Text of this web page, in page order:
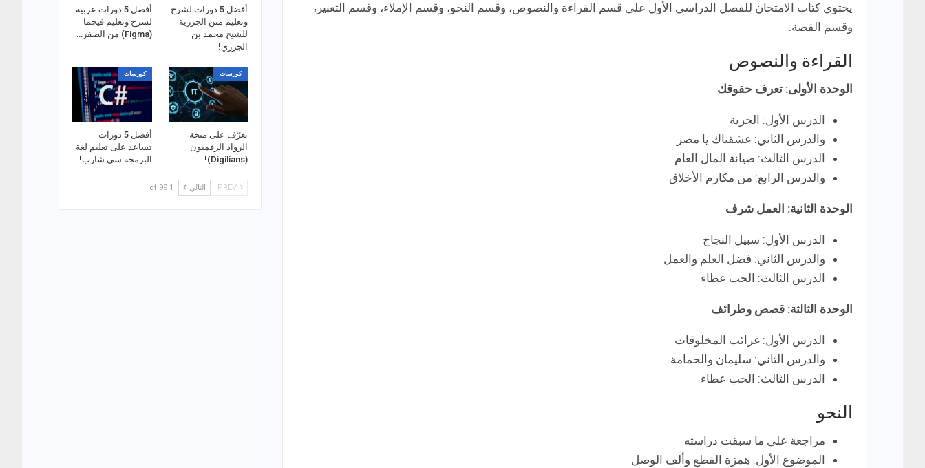
يحتوي كتاب الامتحان للفصل الدراسي الأول على قسم القراءة والنصوص، وقسم النحو، وقسم الإملاء، وقسم التعبير،
وقسم القصة.
القراءة والنصوص
الوحدة الأولى: تعرف حقوقك
الدرس الأول: الحرية
والدرس الثاني: عشقناك يا مصر
الدرس الثالث: صيانة المال العام
والدرس الرابع: من مكارم الأخلاق
الوحدة الثانية: العمل شرف
الدرس الأول: سبيل النجاح
والدرس الثاني: فضل العلم والعمل
الدرس الثالث: الحب عطاء
الوحدة الثالثة: قصص وطرائف
الدرس الأول: غرائب المخلوقات
والدرس الثاني: سليمان والحمامة
الدرس الثالث: الحب عطاء
النحو
مراجعة على ما سبقت دراسته
الموضوع الأول: همزة القطع وألف الوصل
أفضل 5 دورات لشرح
وتعليم متن الجزرية
للشيخ محمد بن
الجزري!
أفضل 5 دورات عربية
لشرح وتعليم فيجما
(Figma) من الصفر…
كورسات
تعرَّف على منحة
الرواد الرقميون
(Digilians)!
كورسات
أفضل 5 دورات
تساعد على تعليم لغة
البرمجة سي شارب!
التالي 1 of 99